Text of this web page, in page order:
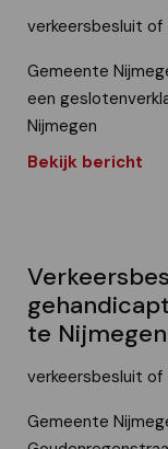
verkeersbesluit
Gemeente
een
Nijmegen
Bekijk bericht
te Nijmegen
verkeersbesluit
Gemeente